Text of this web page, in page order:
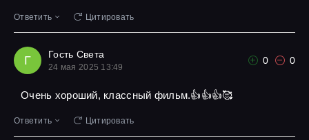
Ответить Цитировать
Г Гость Света
24 мая 2025 13:49
0 0
Очень хороший, классный фильм.👍👍👍🥰
Ответить Цитировать